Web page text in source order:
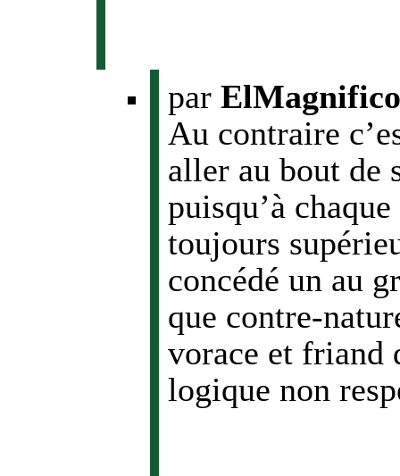
par ElMagnifico
Au contraire
aller au bout de
puisqu’à
toujours
concédé un au
que contre-
vorace et friand
logique non